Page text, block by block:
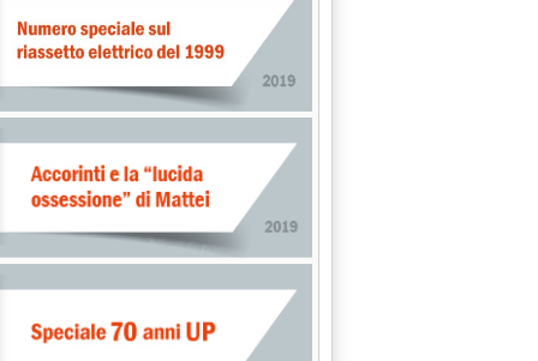
gasolio al minimo dell'anno'